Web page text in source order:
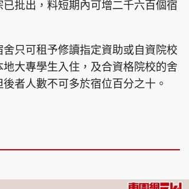
已批出，料短期內可增二千六百個宿
舍只可租予修讀指定資助或自資院校
地大專學生入住，及合資格院校的舍
者人數不可多於宿位百分之十。